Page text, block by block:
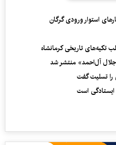
استوار ورودی گرگان
تکیه‌های تاریخی کرمانشاه
آل‌احمد» منتشر شد
تسلیت گفت
است